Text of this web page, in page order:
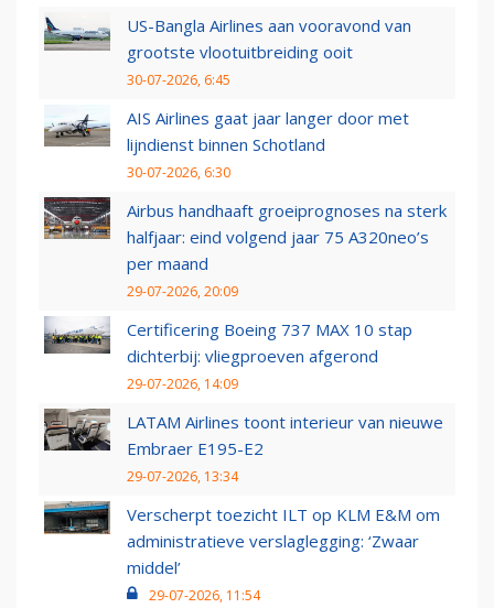
US-Bangla Airlines aan vooravond van
grootste vlootuitbreiding ooit
30-07-2026, 6:45
AIS Airlines gaat jaar langer door met
lijndienst binnen Schotland
30-07-2026, 6:30
Airbus handhaaft groeiprognoses na sterk
halfjaar: eind volgend jaar 75 A320neo’s
per maand
29-07-2026, 20:09
Certificering Boeing 737 MAX 10 stap
dichterbij: vliegproeven afgerond
29-07-2026, 14:09
LATAM Airlines toont interieur van nieuwe
Embraer E195-E2
29-07-2026, 13:34
Verscherpt toezicht ILT op KLM E&M om
administratieve verslaglegging: ‘Zwaar
middel’
29-07-2026, 11:54